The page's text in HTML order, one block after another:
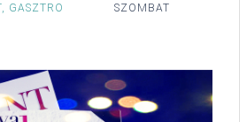
SZOMBAT
GASZTRO